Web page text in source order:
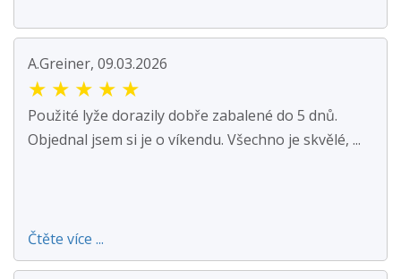
A.Greiner, 09.03.2026
★ ★ ★ ★ ★
Použité lyže dorazily dobře zabalené do 5 dnů.
Objednal jsem si je o víkendu. Všechno je skvělé, ...
Čtěte více ...